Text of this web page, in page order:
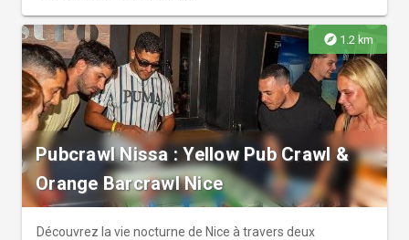
explore 1.2 km
Pubcrawl Nissa : Yellow Pub Crawl &
Orange Barcrawl Nice
Découvrez la vie nocturne de Nice à travers deux